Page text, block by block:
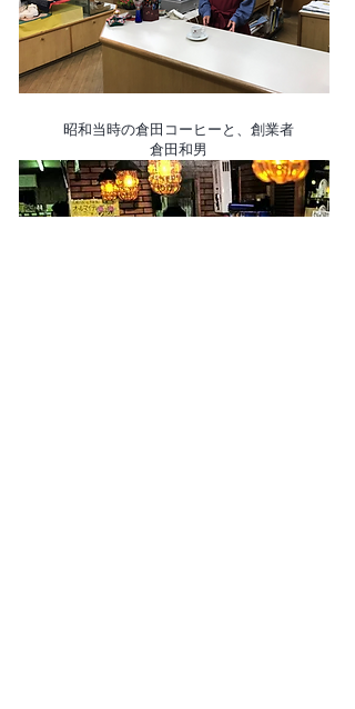
​昭和当時の倉田コーヒーと、創業者
倉田和男